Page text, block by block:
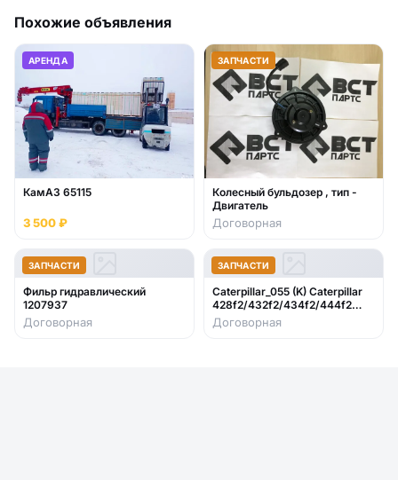
Похожие объявления
АРЕНДА
КамАЗ 65115
3 500 ₽
ЗАПЧАСТИ
Колесный бульдозер , тип -
Двигатель
Договорная
ЗАПЧАСТИ
Фильр гидравлический
1207937
Договорная
ЗАПЧАСТИ
Caterpillar_055 (K) Caterpillar
428f2/432f2/434f2/444f2
2017- стекло лобовое нижнее
правое (закаленное)382-2344
Договорная